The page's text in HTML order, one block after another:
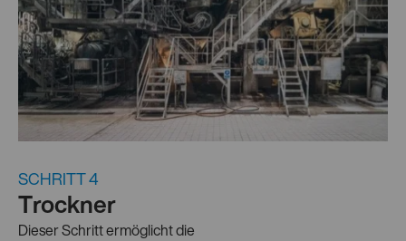
SCHRITT 4
Trockner
Dieser Schritt ermöglicht die